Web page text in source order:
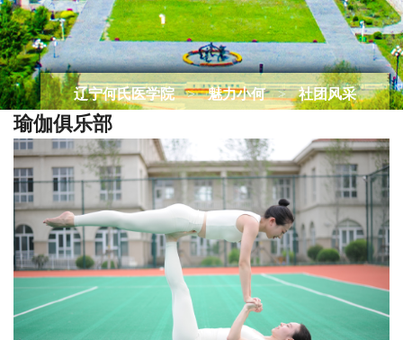
辽宁何氏医学院 > 魅力小何 > 社团风采
瑜伽俱乐部